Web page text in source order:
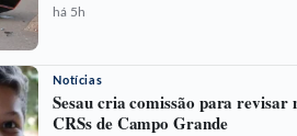
há 5h
Notícias
Sesau cria comissão para revisar
CRSs de Campo Grande